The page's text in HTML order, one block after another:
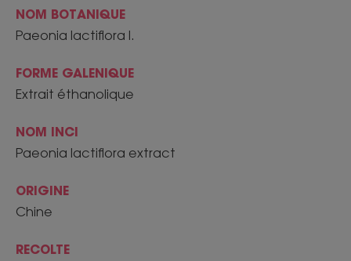
NOM BOTANIQUE
Paeonia lactiflora l.
FORME GALENIQUE
Extrait éthanolique
NOM INCI
Paeonia lactiflora extract
ORIGINE
Chine
RECOLTE